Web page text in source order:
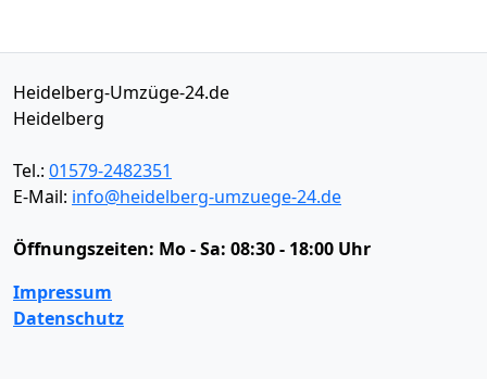
Heidelberg-Umzüge-24.de
Heidelberg
Tel.: 01579-2482351
E-Mail: info@heidelberg-umzuege-24.de
Öffnungszeiten: Mo - Sa: 08:30 - 18:00 Uhr
Impressum
Datenschutz